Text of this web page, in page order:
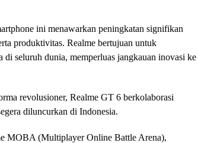
ini menawarkan peningkatan signifikan
produktivitas. Realme bertujuan untuk
seluruh dunia, memperluas jangkauan inovasi ke
revolusioner, Realme GT 6 berkolaborasi
diluncurkan di Indonesia.
MOBA (Multiplayer Online Battle Arena),